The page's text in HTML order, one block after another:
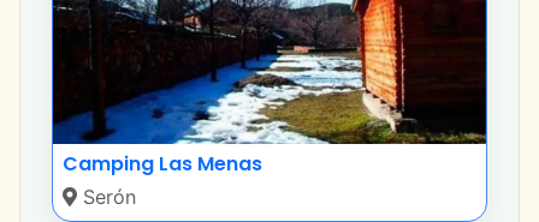
Camping Las Menas
Serón